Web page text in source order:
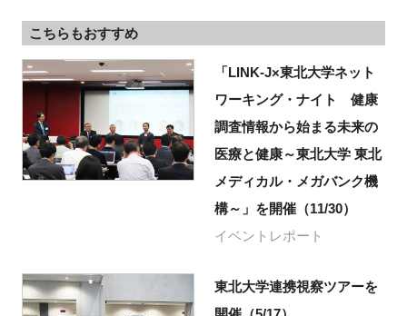
こちらもおすすめ
「LINK-J×東北大学ネット
ワーキング・ナイト 健康
調査情報から始まる未来の
医療と健康～東北大学 東北
メディカル・メガバンク機
構～」を開催（11/30）
イベントレポート
東北大学連携視察ツアーを